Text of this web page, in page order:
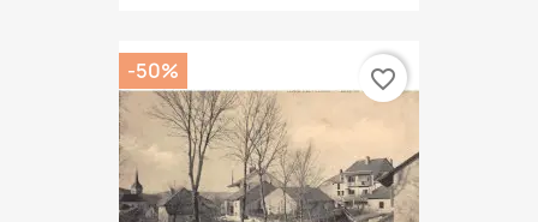
-50% favorite_border